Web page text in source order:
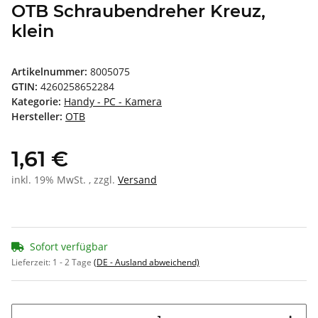
OTB Schraubendreher Kreuz,
klein
Artikelnummer: 8005075
GTIN: 4260258652284
Kategorie: Handy - PC - Kamera
Hersteller: OTB
1,61 €
inkl. 19% MwSt. , zzgl. Versand
Sofort verfügbar
Lieferzeit: 1 - 2 Tage (DE - Ausland abweichend)